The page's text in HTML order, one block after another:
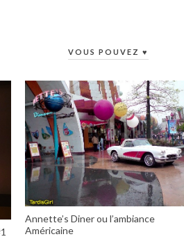
VOUS POUVEZ ♥
Annette’s Diner ou l’ambiance
Américaine